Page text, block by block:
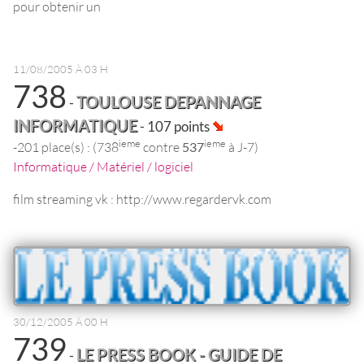
pour obtenir un
11/08/2005 À 03 H
738-TOULOUSE DEPANNAGE
INFORMATIQUE- 107 points
-201 place(s) : (738ieme contre 537ieme à J-7)
Informatique / Matériel / logiciel
film streaming vk : http://www.regardervk.com
30/12/2005 À 00 H
739- LE PRESS BOOK - GUIDE DE